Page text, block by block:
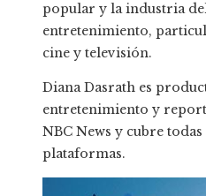
popular y la industria
entretenimiento,
cine y televisión.
Diana Dasrath es
entretenimiento y
NBC News y cubre todas
plataformas.